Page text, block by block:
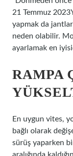
21 Temmuz
yapmak da
neden olabilir.
ayarlamak en
RAMPA
En uygun vites,
bağlı olarak
sürüş yaparken